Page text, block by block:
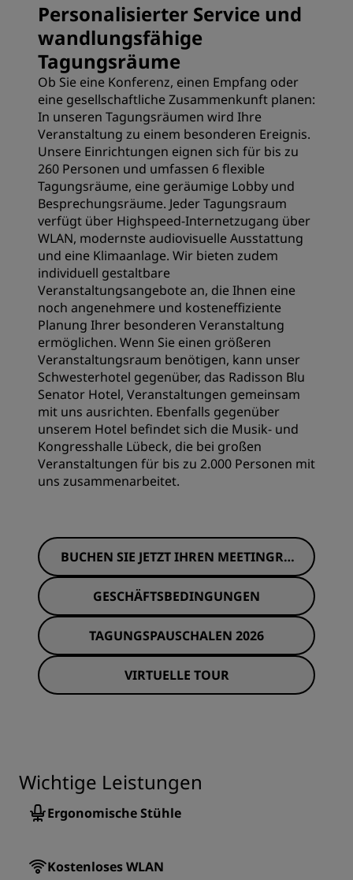
Personalisierter Service und
wandlungsfähige
Tagungsräume
Ob Sie eine Konferenz, einen Empfang oder
eine gesellschaftliche Zusammenkunft planen:
In unseren Tagungsräumen wird Ihre
Veranstaltung zu einem besonderen Ereignis.
Unsere Einrichtungen eignen sich für bis zu
260 Personen und umfassen 6 flexible
Tagungsräume, eine geräumige Lobby und
Besprechungsräume. Jeder Tagungsraum
verfügt über Highspeed-Internetzugang über
WLAN, modernste audiovisuelle Ausstattung
und eine Klimaanlage. Wir bieten zudem
individuell gestaltbare
Veranstaltungsangebote an, die Ihnen eine
noch angenehmere und kosteneffiziente
Planung Ihrer besonderen Veranstaltung
ermöglichen. Wenn Sie einen größeren
Veranstaltungsraum benötigen, kann unser
Schwesterhotel gegenüber, das Radisson Blu
Senator Hotel, Veranstaltungen gemeinsam
mit uns ausrichten. Ebenfalls gegenüber
unserem Hotel befindet sich die Musik- und
Kongresshalle Lübeck, die bei großen
Veranstaltungen für bis zu 2.000 Personen mit
uns zusammenarbeitet.
BUCHEN SIE JETZT IHREN MEETINGRA
UM
GESCHÄFTSBEDINGUNGEN
TAGUNGSPAUSCHALEN 2026
VIRTUELLE TOUR
Wichtige Leistungen
Ergonomische Stühle
Kostenloses WLAN